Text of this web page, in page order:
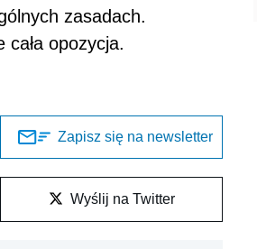
zasadach.
opozycja.
Zapisz się na newsletter
Wyślij na Twitter